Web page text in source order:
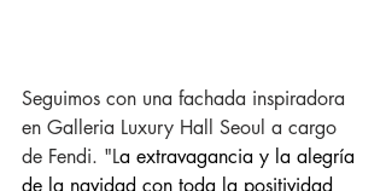
Seguimos con una fachada inspiradora
en Galleria Luxury Hall Seoul a cargo
de Fendi. "La extravagancia y la alegría